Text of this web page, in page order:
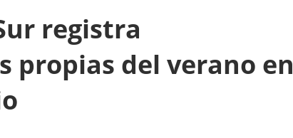
registra
propias del verano en